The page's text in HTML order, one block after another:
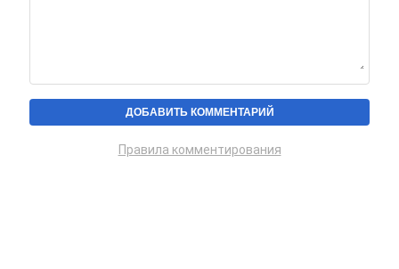
Правила комментирования